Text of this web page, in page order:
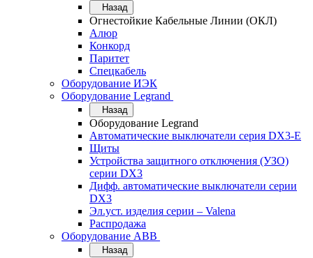
Назад
Огнестойкие Кабельные Линии (ОКЛ)
Алюр
Конкорд
Паритет
Спецкабель
Оборудование ИЭК
Оборудование Legrand
Назад
Оборудование Legrand
Автоматические выключатели серия DX3-E
Щиты
Устройства защитного отключения (УЗО)
серии DX3
Дифф. автоматические выключатели серии
DX3
Эл.уст. изделия серии – Valena
Распродажа
Оборудование АВВ
Назад